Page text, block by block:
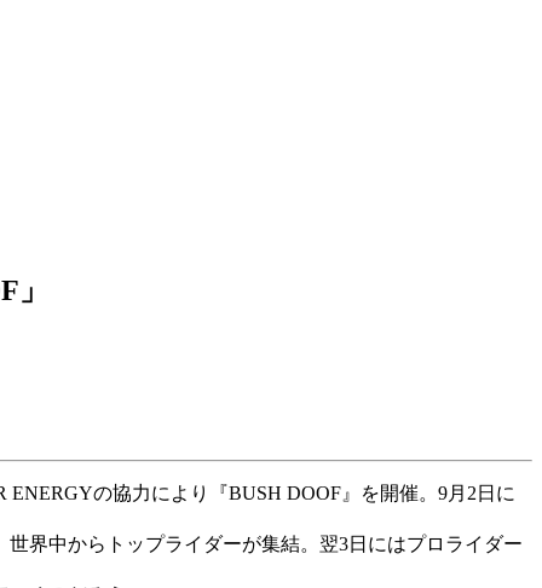
の協力により『BUSH DOOF』を開催。9月2日に
界中からトップライダーが集結。翌3日にはプロライダー